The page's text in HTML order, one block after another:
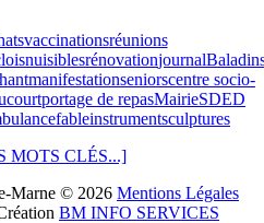
vaccinationsréunions
nuisiblesrénovationjournal
manifestationseniorscentre socio-
portage de repasMairieSDED
fableinstrumentsculptures
MOTS CLÉS...]
Marne © 2026 Mentions Légales
BM INFO SERVICES